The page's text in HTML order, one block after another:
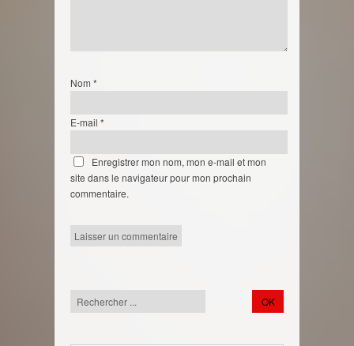
Nom *
E-mail *
Enregistrer mon nom, mon e-mail et mon
site dans le navigateur pour mon prochain
commentaire.